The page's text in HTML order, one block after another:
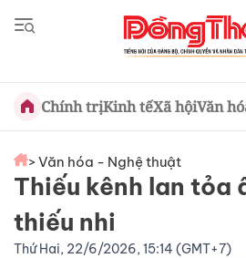
Chính trịKinh tếXã hộiVăn
> Văn hóa - Nghệ thuật
Thiếu kênh lan tỏa
thiếu nhi
Thứ Hai, 22/6/2026, 15:14 (GMT+7)